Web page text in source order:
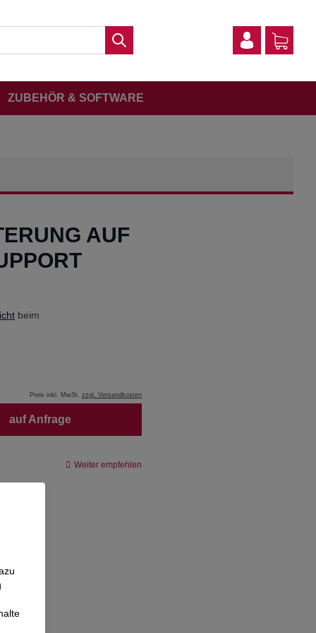
ZUBEHÖR & SOFTWARE
AUF
beim
Preis inkl. MwSt. zzgl. Versandkosten
auf Anfrage
Weiter empfehlen